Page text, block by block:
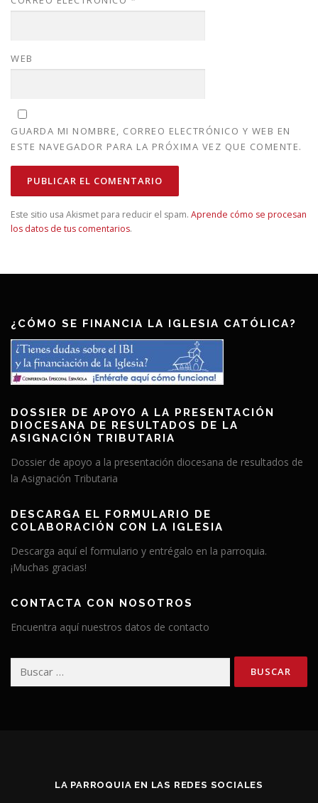
WEB
GUARDA MI NOMBRE, CORREO ELECTRÓNICO Y WEB EN
ESTE NAVEGADOR PARA LA PRÓXIMA VEZ QUE COMENTE.
Este sitio usa Akismet para reducir el spam. Aprende cómo se procesan
los datos de tus comentarios.
¿CÓMO SE FINANCIA LA IGLESIA CATÓLICA?
DOSSIER DE APOYO A LA PRESENTACIÓN
DIOCESANA DE RESULTADOS DE LA
ASIGNACIÓN TRIBUTARIA
Dossier de apoyo a la presentación diocesana de resultados de
la Asignación Tributaria
DESCARGA EL FORMULARIO DE
COLABORACIÓN CON LA IGLESIA
Descarga aquí el formulario y entrégalo en la parroquia.
¡Muchas gracias!
CONTACTA CON NOSOTROS
Encuentra aquí nuestros datos de contacto
LA PARROQUIA EN LAS REDES SOCIALES